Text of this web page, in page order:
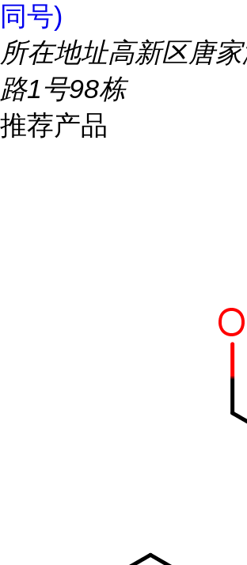
同号)
所在地址高新区唐
路1号98栋
推荐产品